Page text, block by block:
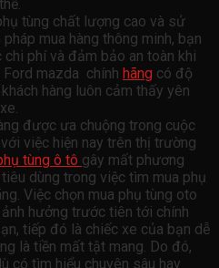
tùng chất lượng cao và sử
mua hàng thông minh, bạn
phí và đảm bảo an toàn khi
Ford mazda chính hãng có độ
hàng luôn cảm thấy yên
được ưa chuộng trong cuộc
việc hiện nay trên thị trường
tùng ô tô gây mất phương
dùng trong việc tìm mua phụ
Việc chọn mua phụ tùng oto
hưởng trước tiên tới chính
tiếp đó là chiếc xe của bạn dễ
là tiền mất tật mang. Do đó,
có tìm hiểu chuyên sâu hay